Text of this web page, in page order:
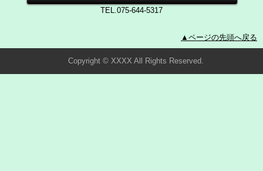
TEL.075-644-5317
▲ページの先頭へ戻る
Copyright © XXXX All Rights Reserved.